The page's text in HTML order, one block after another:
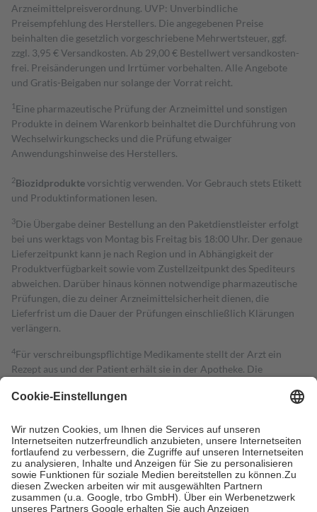
Arzneimittelpreisverordnung. UVP: Unverbindliche
Preisempfehlung des Herstellers. Die angegebenen Preise
beinhalten die gesetzlich vorgeschriebene Mehrwertsteuer, ggf.
zzgl. 3,95 € Versandkosten. Ab 29,00 € Bestell­wert versand­kosten­
frei. Preisänderungen und Irrtümer vorbehalten. Alle Angebote
und Gratis-Beigaben nur solange der Vorrat reicht.
1 Eine pharmazeutische Prüfung der Arzneimittel und sonstigen
Produkte in deinem Warenkorb beinhaltet die Durchführung von
Wechselwirkungschecks und die Prüfung etwaiger
Anwendungshinweise des Herstellers.
2Biozidproduktevorsichtig verwenden. Vor Gebrauch stets Etikett
und Produktinformationen lesen.
3Die Übergabe deiner Bestellung an den Paketdienstleister erfolgt
bei uns werktags von Montag bis Freitag bis 18:00 Uhr. Der genaue
Lieferzeitpunkt kann je nach Region und in Abhängigkeit der
Produktverfügbarkeit sowie vom Zustellzeitpunkt des Spediteurs
abweichen. Darüber hinaus können notwendige pharmazeutische
Prüfungen, die zu deiner Arzneimittelsicherheit dienen, die
Lieferfrist um die Dauer der Prüfungen einschließlich Klärungen
verlängern.
4Für verschreibungspflichtige Medikamente stellt der Arzt ein
Rezept aus und der Patient erhält sie in der Apotheke. Die
Kosten dafür, der Versicherte trägt einen Teil davon als Zuzahlung
Grundsätzlich leisten Mitglieder Zuzahlungen in Höhe von zehn
Prozent des Abgabepreises,mindestensjedochfünf Euround
höchstens zehn Euro.Es sind jedoch nie mehr als die tatsächlichen
Kosten der Leistung zu entrichten.
Diese Regeln gelten grundsätzlich auch für Online-Apotheken.
Bei Heilmitteln und häuslicher Krankenpflege beträgt die